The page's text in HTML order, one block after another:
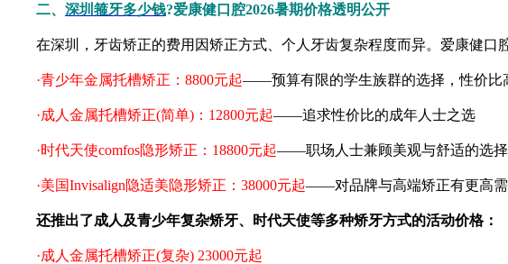
二、 深圳箍牙多少钱?爱康健口腔2026暑期价格透明公开
在深圳，牙齿矫正的费用因矫正方式、个人牙齿复杂程度而异。爱康健口
·青少年金属托槽矫正：8800元起——预算有限的学生族群的选择，性价比
·成人金属托槽矫正(简单)：12800元起——追求性价比的成年人士之选
·时代天使comfos隐形矫正：18800元起——职场人士兼顾美观与舒适的选择
·美国Invisalign隐适美隐形矫正：38000元起——对品牌与高端矫正有更高
还推出了成人及青少年复杂矫牙、时代天使等多种矫牙方式的活动价格：
·成人金属托槽矫正(复杂) 23000元起